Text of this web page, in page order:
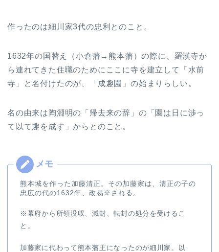
作ったのは細川家3代の忠利とのこと。
1632年の国替え（小倉藩→熊本藩）の際に、羅漢寺か
ら連れてきた住職のためにここに寺を建立して「水前
寺」と名付けたのが、「成趣園」の始まりらしい。
名の由来は陶淵明の「帰去来の辞」の「園は日に渉っ
て以て趣を成す」からとのこと。
熊本城を作った加藤清正。その加藤家は、清正の子の
忠広の代の1632年、改易※される。
※幕府から所領没収、減封、転封の処分を受けるこ
と。
加藤家に代わって熊本藩主になったのが細川家。以